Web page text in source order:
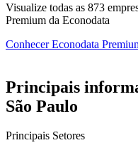
Visualize todas as 873
Premium da Econodata
Conhecer Econodata
Principais
São Paulo
Principais Setores